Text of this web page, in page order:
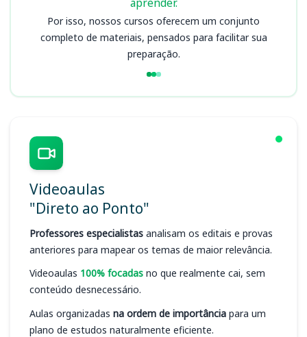
Por isso, nossos cursos oferecem um conjunto
completo de materiais, pensados para facilitar sua
preparação.
Videoaulas
"Direto ao Ponto"
Professores especialistas analisam os editais e provas
anteriores para mapear os temas de maior relevância.
Videoaulas 100% focadas no que realmente cai, sem
conteúdo desnecessário.
Aulas organizadas na ordem de importância para um
plano de estudos naturalmente eficiente.